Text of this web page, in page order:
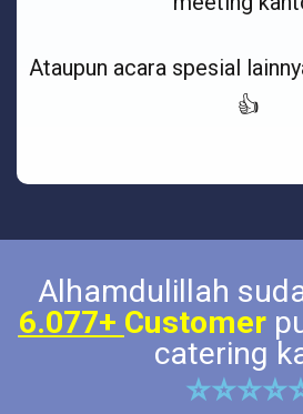
Ataupun acara spesial
👍
Alhamdulillah
6.077+ Customer
catering